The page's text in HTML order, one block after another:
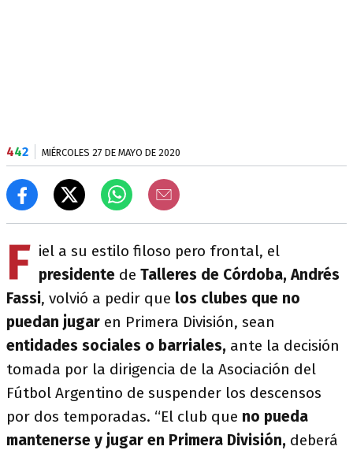
442 MIÉRCOLES 27 DE MAYO DE 2020
F iel a su estilo filoso pero frontal, el
presidente de Talleres de Córdoba, Andrés
Fassi, volvió a pedir que los clubes que no
puedan jugar en Primera División, sean
entidades sociales o barriales, ante la decisión
tomada por la dirigencia de la Asociación del
Fútbol Argentino de suspender los descensos
por dos temporadas. “El club que no pueda
mantenerse y jugar en Primera División, deberá